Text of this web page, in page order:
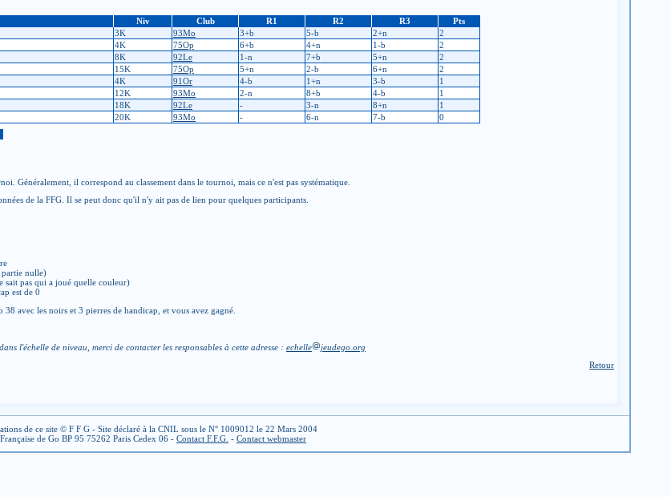
Niv Club R1 R2 R3
Pts
3K 93Mo 3+b 5-b 2+n
2
4K 75Op 6+b 4+n 1-b
2
8K 92Le 1-n 7+b 5+n
2
15K 75Op 5+n 2-b 6+n
2
4K 91Or 4-b 1+n 3-b
1
12K 93Mo 2-n 8+b 4-b
1
18K 92Le - 3-n 8+n
1
20K 93Mo - 6-n 7-b
0
Généralement, il correspond au classement dans le tournoi, mais ce n'est pas systématique.
de la FFG. Il se peut donc qu'il n'y ait pas de lien pour quelques participants.
partie nulle)
sait pas qui a joué quelle couleur)
est de 0
avec les noirs et 3 pierres de handicap, et vous avez gagné.
l'échelle de niveau, merci de contacter les responsables à cette adresse : echelle
jeudego.org
Retour
de ce site © F F G - Site déclaré à la CNIL sous le N° 1009012 le 22 Mars 2004
de Go BP 95 75262 Paris Cedex 06 - Contact F.F.G. - Contact webmaster